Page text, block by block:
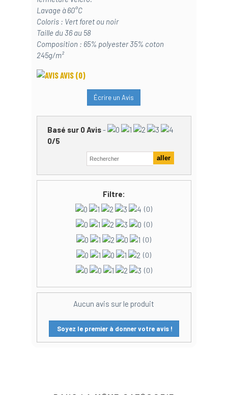
Lavage à 60°C
Coloris : Vert foret ou noir
Taille du 36 au 58
Composition : 65% polyester 35% coton
245g/m²
AVIS (0)
Écrire un Avis
Basé sur 0Avis-
0/5
Filtre:
(0)
(0)
(0)
(0)
(0)
Aucun avis sur le produit
Soyez le premier à donner votre avis !